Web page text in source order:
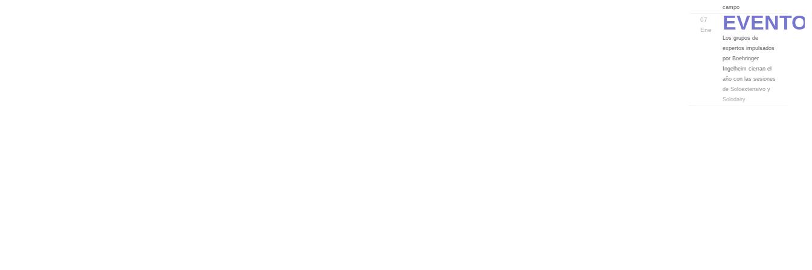
campo
07
Ene
Los grupos de
expertos impulsados
por Boehringer
Ingelheim cierran el
año con las sesiones
de Soloextensivo y
Solodairy